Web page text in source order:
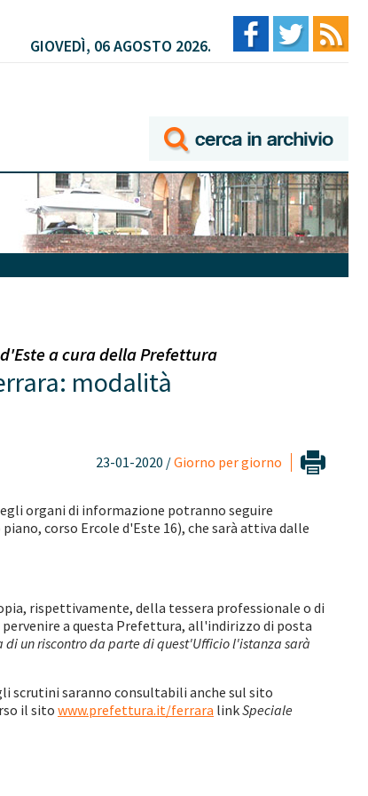
GIOVEDÌ, 06 AGOSTO 2026.
d'Este a cura della Prefettura
modalità
23-01-2020 /Giorno per giorno
organi di informazione potranno seguire
corso Ercole d'Este 16), che sarà attiva dalle
rispettivamente, della tessera professionale o di
a questa Prefettura, all'indirizzo di posta
di un riscontro da parte di quest'Ufficio l'istanza sarà
scrutini saranno consultabili anche sul sito
il sitowww.prefettura.it/ferrara linkSpeciale